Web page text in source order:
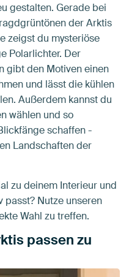
gestalten. Gerade bei
der Arktis
zeigst du mysteriöse
Polarlichter. Der
gibt den Motiven einen
und lässt die kühlen
Außerdem kannst du
wählen und so
schaffen -
Landschaften der
zu deinem Interieur und
Nutze unseren
Wahl zu treffen.
passen zu